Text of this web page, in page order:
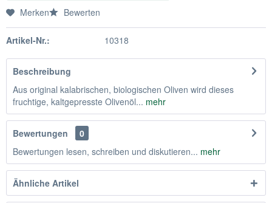
Merken Bewerten
Artikel-Nr.: 10318
Beschreibung
Aus original kalabrischen, biologischen Oliven wird dieses
fruchtige, kaltgepresste Olivenöl... mehr
Bewertungen
0
Bewertungen lesen, schreiben und diskutieren... mehr
Ähnliche Artikel